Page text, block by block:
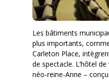
Les bâtiments
plus importants,
Carleton Place,
de spectacle. L’hôtel
néo-reine-Anne –